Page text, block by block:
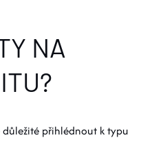
NA
přihlédnout k typu